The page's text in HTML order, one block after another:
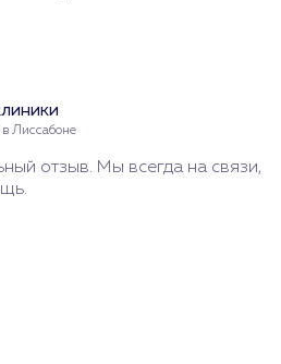
Лиссабоне
отзыв. Мы всегда на связи,